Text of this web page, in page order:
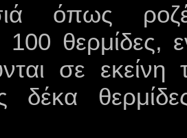
όπως
100
σε
δέκα